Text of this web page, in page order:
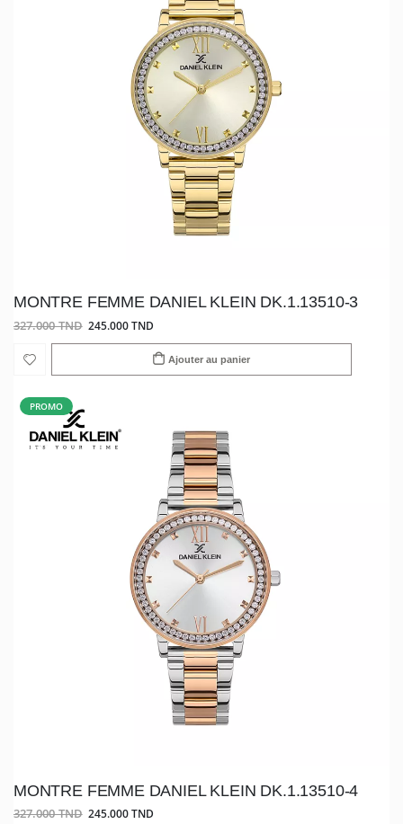
MONTRE FEMME DANIEL KLEIN DK.1.13510-3
327.000 TND 245.000 TND
Ajouter au panier
PROMO
MONTRE FEMME DANIEL KLEIN DK.1.13510-4
327.000 TND 245.000 TND